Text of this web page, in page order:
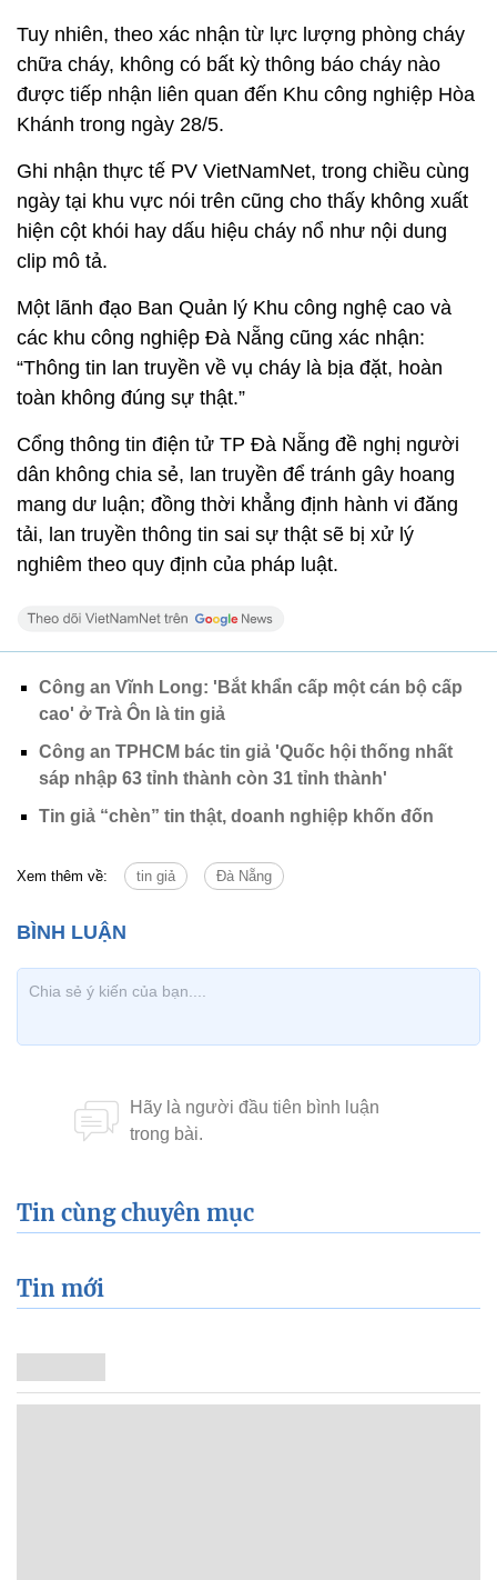
Tuy nhiên, theo xác nhận từ lực lượng phòng cháy
chữa cháy, không có bất kỳ thông báo cháy nào
được tiếp nhận liên quan đến Khu công nghiệp Hòa
Khánh trong ngày 28/5.
Ghi nhận thực tế PV VietNamNet, trong chiều cùng
ngày tại khu vực nói trên cũng cho thấy không xuất
hiện cột khói hay dấu hiệu cháy nổ như nội dung
clip mô tả.
Một lãnh đạo Ban Quản lý Khu công nghệ cao và
các khu công nghiệp Đà Nẵng cũng xác nhận:
“Thông tin lan truyền về vụ cháy là bịa đặt, hoàn
toàn không đúng sự thật.”
Cổng thông tin điện tử TP Đà Nẵng đề nghị người
dân không chia sẻ, lan truyền để tránh gây hoang
mang dư luận; đồng thời khẳng định hành vi đăng
tải, lan truyền thông tin sai sự thật sẽ bị xử lý
nghiêm theo quy định của pháp luật.
Công an Vĩnh Long: 'Bắt khẩn cấp một cán bộ cấp
cao' ở Trà Ôn là tin giả
Công an TPHCM bác tin giả 'Quốc hội thống nhất
sáp nhập 63 tỉnh thành còn 31 tỉnh thành'
Tin giả “chèn” tin thật, doanh nghiệp khốn đốn
Xem thêm về: tin giả Đà Nẵng
Tin cùng chuyên mục
Tin mới